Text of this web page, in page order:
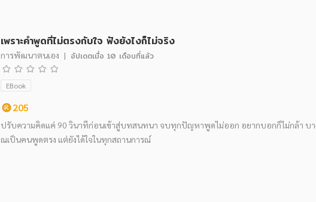
เพราะคำพูดที่ไม่ตรงกับใจ ฟังยังไงก็ไม่จริง
การพัฒนาตนเอง | อัปเดตเมื่อ 10 เดือนที่แล้ว
EBook
205
ปรับความคิดแค่ 90 วินาทีก่อนเข้าสู่บทสนทนา จบทุกปัญหาพูดไม่ออก อยากบอกก็ไม่กล้า บ
ณเป็นคนพูดตรง แต่ยังได้ใจในทุกสถานการณ์